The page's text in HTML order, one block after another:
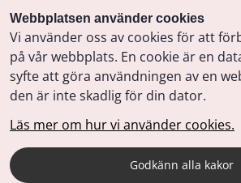
Webbplatsen använder cookies
Vi använder oss av cookies för att
på vår webbplats. En cookie är en
syfte att göra användningen av en
den är inte skadlig för din dator.
Läs mer om hur vi använder cookies.
Godkänn alla kakor